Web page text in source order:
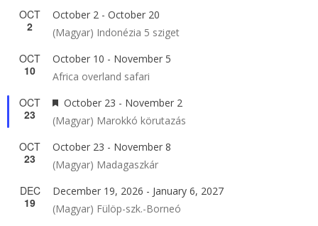
OCT
2
October 2 - October 20
(Magyar) Indonézia 5 sziget
OCT
10
October 10 - November 5
Africa overland safari
OCT
23
Featured
October 23 - November 2
(Magyar) Marokkó körutazás
OCT
23
October 23 - November 8
(Magyar) Madagaszkár
DEC
19
December 19, 2026 - January 6, 2027
(Magyar) Fülöp-szk.-Borneó